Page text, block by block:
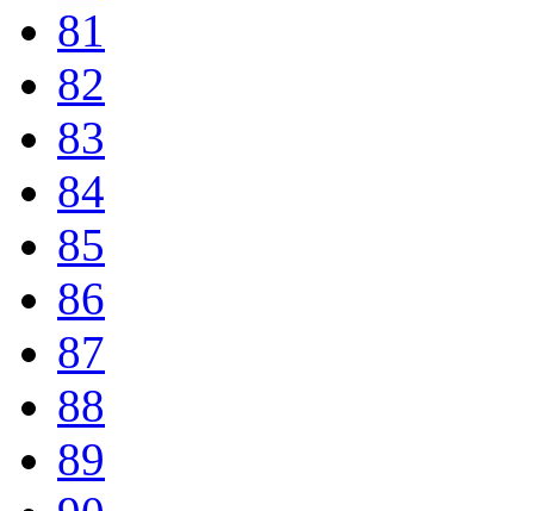
81
82
83
84
85
86
87
88
89